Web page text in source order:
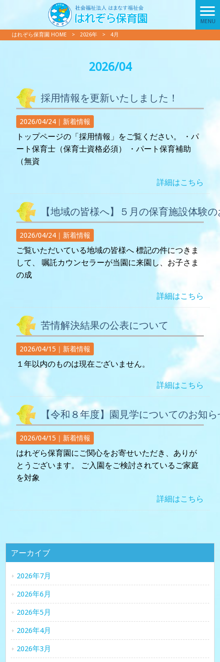
MENU
はれぞら保育園 HOME > 2026年 > 4月
2026/04
採用情報を更新いたしました！
2026/04/24｜ 新着情報
トップページの「採用情報」をご覧ください。 ・パ
ート保育士（保育士資格必須） ・パート保育補助
（無資
詳細はこちら
【地域の皆様へ】５月の保育施設体験
2026/04/24｜ 新着情報
ご覧いただいている地域の皆様へ 標記の件につきま
して、 嘱託カウンセラーが当園に来園し、お子さま
の成
詳細はこちら
苦情解決結果の公表について
2026/04/15｜ 新着情報
１年以内のものは現在ございません。
詳細はこちら
【令和８年度】園見学についてのお知
2026/04/15｜ 新着情報
はれぞら保育園にご関心をお寄せいただき、ありが
とうございます。 ご入園をご検討されているご家庭
を対象
詳細はこちら
アーカイブ
2026年7月
2026年6月
2026年5月
2026年4月
2026年3月